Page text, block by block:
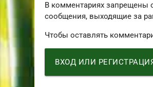
В комментариях
сообщения, выходящие за
Чтобы оставлять
ВХОД ИЛИ